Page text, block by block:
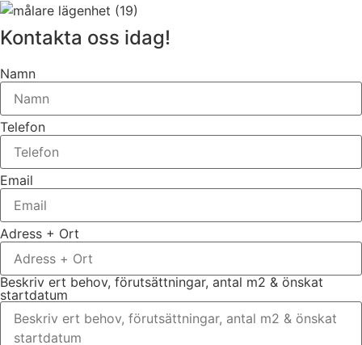
Kontakta oss idag!
Namn
Telefon
Email
Adress + Ort
Beskriv ert behov, förutsättningar, antal m2 & önskat
startdatum